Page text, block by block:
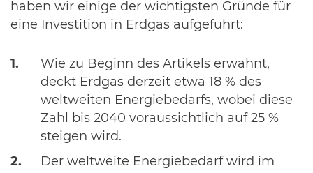
haben wir einige der wichtigsten Gründe für
eine Investition in Erdgas aufgeführt:
Wie zu Beginn des Artikels erwähnt,
deckt Erdgas derzeit etwa 18 % des
weltweiten Energiebedarfs, wobei diese
Zahl bis 2040 voraussichtlich auf 25 %
steigen wird.
Der weltweite Energiebedarf wird im